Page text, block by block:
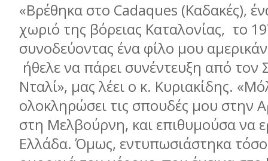
«Βρέθηκα στο Cadaques (Καδακές),
χωριό της βόρειας Καταλονίας, το
συνοδεύοντας ένα φίλο μου
ήθελε να πάρει συνέντευξη από τον
Νταλί», μας λέει ο κ. Κυριακίδης.
ολοκληρώσει τις σπουδές μου στην
στη Μελβούρνη, και επιθυμούσα να
Ελλάδα. Όμως, εντυπωσιάστηκα